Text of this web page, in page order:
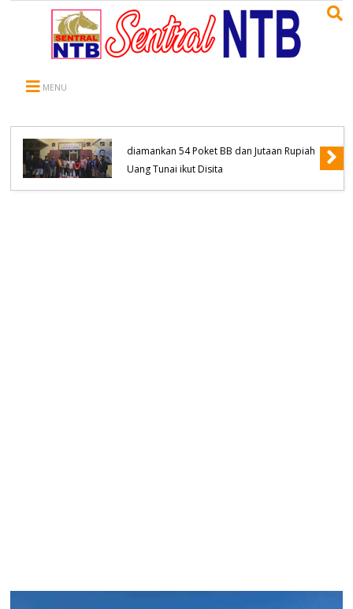
MENU
diamankan 54 Poket BB dan Jutaan Rupiah
Uang Tunai ikut Disita